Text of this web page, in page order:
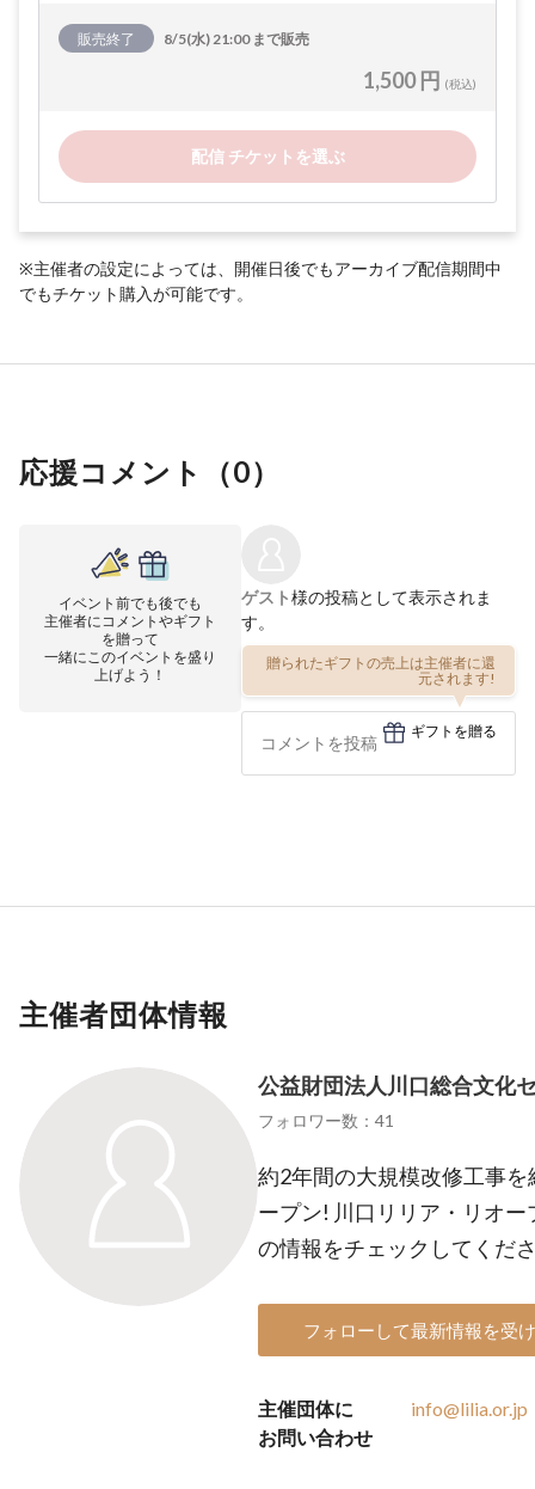
販売終了 8/5(水) 21:00 まで販売
1,500 円 (税込)
配信 チケットを選ぶ
※主催者の設定によっては、開催日後でもアーカイブ配信期間中
でもチケット購入が可能です。
応援コメント（0）
イベント前でも後でも
主催者にコメントやギフト
を贈って
一緒にこのイベントを盛り
上げよう！
ゲスト様の投稿として表示されま
す。
贈られたギフトの売上は主催者に還
元されます!
ギフトを贈る
主催者団体情報
公益財団法人川口総合文化
フォロワー数：41
約2年間の大規模改修工事
ープン! 川口リリア・リオ
の情報をチェックしてくだ
フォローして最新情報を受
主催団体に
お問い合わせ
info@lilia.or.jp